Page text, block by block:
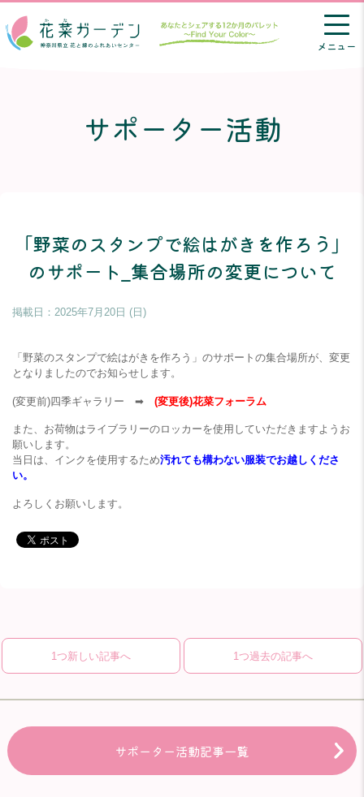
メニュー
サポーター活動
「野菜のスタンプで絵はがきを作ろう」
のサポート_集合場所の変更について
掲載日：2025年7月20日 (日)
「野菜のスタンプで絵はがきを作ろう」のサポートの集合場所が、変更
となりましたのでお知らせします。
(変更前)四季ギャラリー ➡(変更後)花菜フォーラム
また、お荷物はライブラリーのロッカーを使用していただきますようお
願いします。
当日は、インクを使用するため汚れても構わない服装でお越しくださ
い。
よろしくお願いします。
1つ新しい記事へ 1つ過去の記事へ
サポーター活動記事一覧